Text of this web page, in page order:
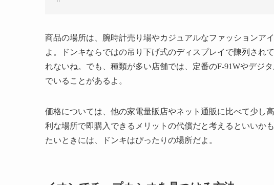
商品の場所は、腕時計売り場やカジュアルなファッションア
よ。ドンキならではの吊り下げ式のディスプレイで陳列され
れないね。でも、種類が多い店舗では、定番のF-91Wやデジ
でいることがあるよ。
価格については、他の家電量販店やネット通販に比べて少し
利な場所で即購入できるメリットの代償だと考えるといいか
たいときには、ドンキはぴったりの場所だよ。